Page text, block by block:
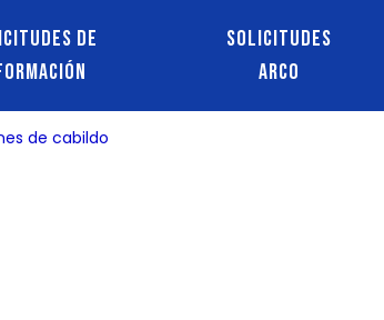
de
Solicitudes
ARCO
de cabildo